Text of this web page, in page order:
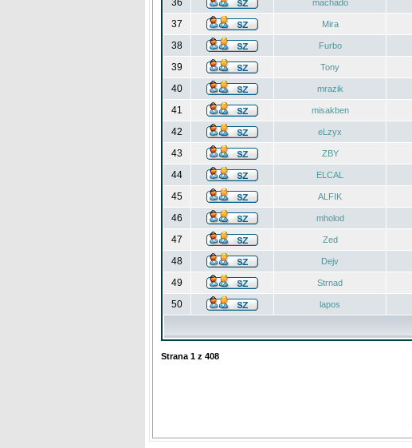
36
machado
37
Mira
38
Furbo
39
Tony
40
mrazik
41
misakben
42
eLzyx
43
ZBY
44
ELCAL
45
ALFIK
46
mholod
47
Zed
48
Dejv
49
Strnad
50
lapos
Strana 1 z 408